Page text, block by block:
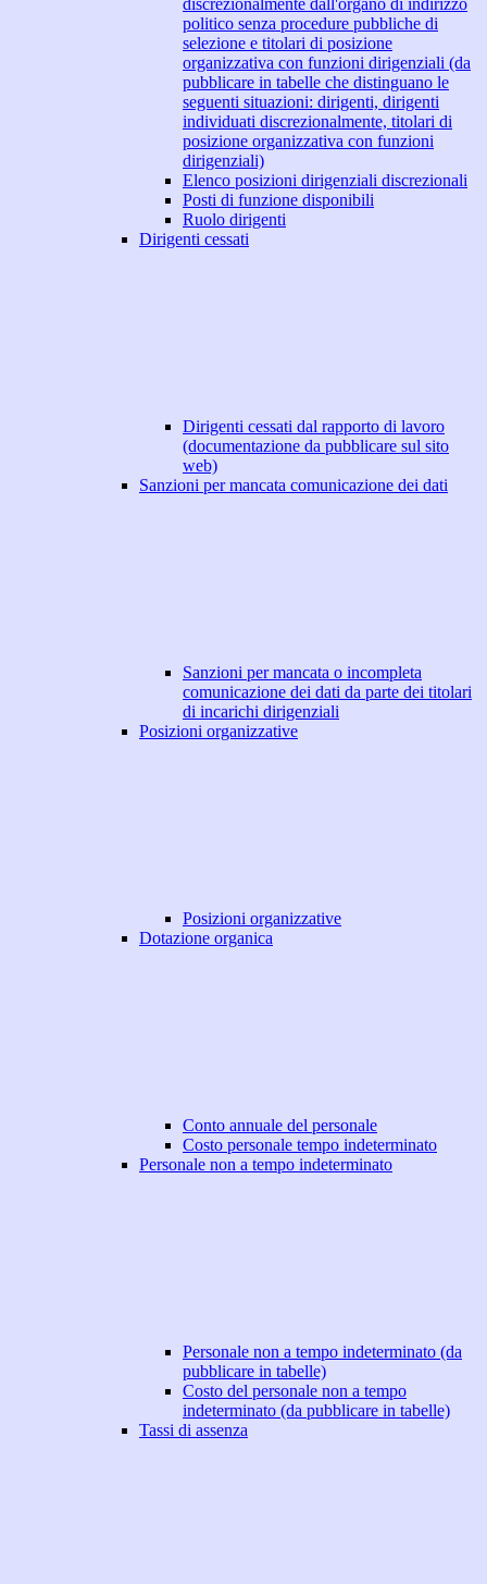
discrezionalmente dall'organo di indirizzo
politico senza procedure pubbliche di
selezione e titolari di posizione
organizzativa con funzioni dirigenziali (da
pubblicare in tabelle che distinguano le
seguenti situazioni: dirigenti, dirigenti
individuati discrezionalmente, titolari di
posizione organizzativa con funzioni
dirigenziali)
Elenco posizioni dirigenziali discrezionali
Posti di funzione disponibili
Ruolo dirigenti
Dirigenti cessati
Dirigenti cessati dal rapporto di lavoro
(documentazione da pubblicare sul sito
web)
Sanzioni per mancata comunicazione dei dati
Sanzioni per mancata o incompleta
comunicazione dei dati da parte dei titolari
di incarichi dirigenziali
Posizioni organizzative
Posizioni organizzative
Dotazione organica
Conto annuale del personale
Costo personale tempo indeterminato
Personale non a tempo indeterminato
Personale non a tempo indeterminato (da
pubblicare in tabelle)
Costo del personale non a tempo
indeterminato (da pubblicare in tabelle)
Tassi di assenza